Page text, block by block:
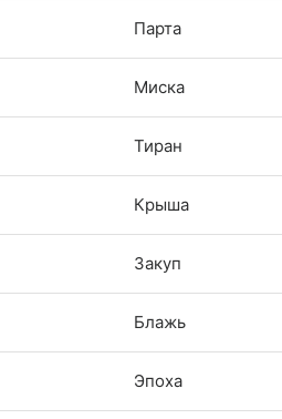
Парта
Миска
Тиран
Крыша
Закуп
Блажь
Эпоха